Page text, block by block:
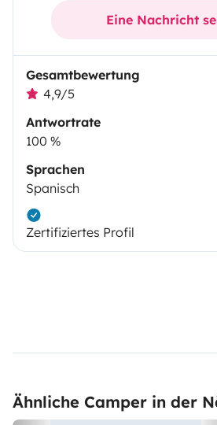
Eine Nachricht
Gesamtbewertung
4,9/5
Antwortrate
100 %
Sprachen
Spanisch
Zertifiziertes Profil
Ähnliche Camper in der